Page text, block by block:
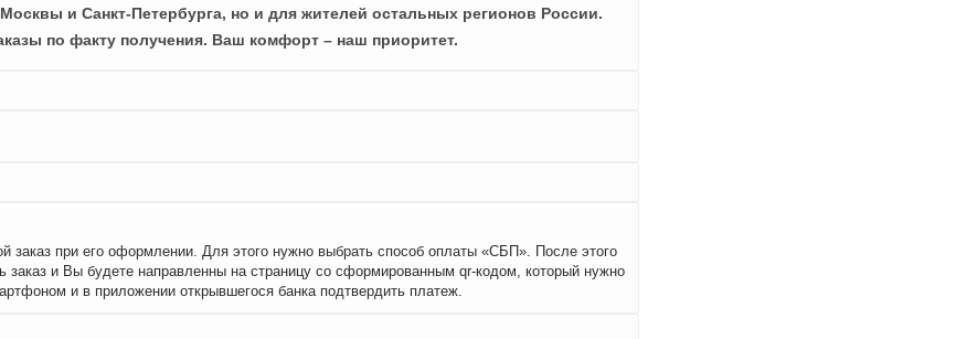
и Санкт-Петербурга, но и для жителей остальных регионов России.
по факту получения. Ваш комфорт – наш приоритет.
заказ при его оформлении. Для этого нужно выбрать способ оплаты «СБП». После этого
заказ и Вы будете направленны на страницу со сформированным qr-кодом, который нужно
и в приложении открывшегося банка подтвердить платеж.